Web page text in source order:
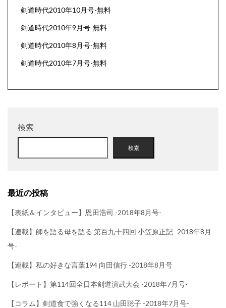
剣道時代2010年10月号-無料
剣道時代2010年9月号-無料
剣道時代2010年8月号-無料
剣道時代2010年7月号-無料
検索
検索
最近の投稿
【表紙＆インタビュー】恩田浩司 -2018年8月号-
【連載】師を語る母を語る 第百九十四回 小笠原正記 -2018年8月
号-
【連載】私の好きな言葉194 向田信行 -2018年8月号
【レポート】第114回全日本剣道演武大会 -2018年7月号-
【コラム】剣道食で強くなる114 山田聡子 -2018年7月号-